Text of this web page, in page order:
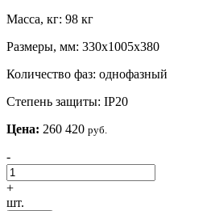
Масса, кг: 98 кг
Размеры, мм: 330х1005х380
Количество фаз: однофазный
Степень защиты: IP20
Цена: 260 420 руб.
-
+
шт.